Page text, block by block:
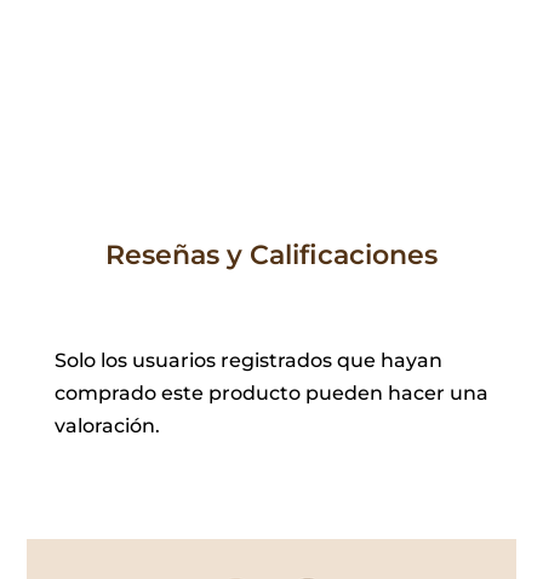
Reseñas y Calificaciones
Solo los usuarios registrados que hayan
comprado este producto pueden hacer una
valoración.